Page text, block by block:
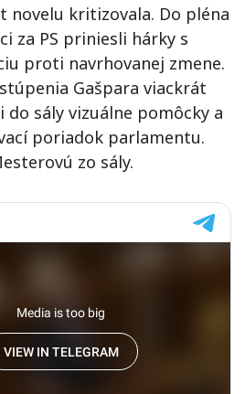
novelu kritizovala. Do pléna
za PS priniesli hárky s
proti navrhovanej zmene.
Gašpara viackrát
do sály vizuálne pomôcky a
poriadok parlamentu.
zo sály.